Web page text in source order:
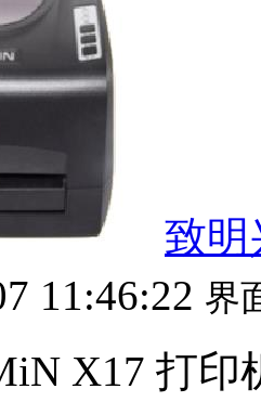
致明
11:46:22 界
X17 打印